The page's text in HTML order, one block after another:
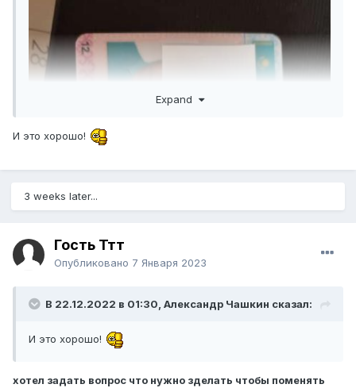
Expand
И это хорошо!
3 weeks later...
Гость Ттт
Опубликовано 7 Января 2023
В 22.12.2022 в 01:30, Александр Чашкин сказал:
И это хорошо!
хотел задать вопрос что нужно зделать чтобы поменять